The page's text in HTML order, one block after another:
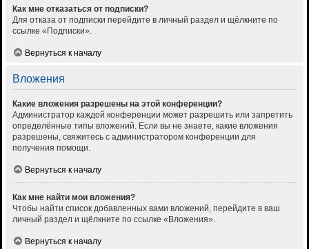
Как мне отказаться от подписки?
Для отказа от подписки перейдите в личный раздел и щёлкните по
ссылке «Подписки».
Вернуться к началу
Вложения
Какие вложения разрешены на этой конференции?
Администратор каждой конференции может разрешить или запретить
определённые типы вложений. Если вы не знаете, какие вложения
разрешены, свяжитесь с администратором конференции для
получения помощи.
Вернуться к началу
Как мне найти мои вложения?
Чтобы найти список добавленных вами вложений, перейдите в ваш
личный раздел и щёлкните по ссылке «Вложения».
Вернуться к началу